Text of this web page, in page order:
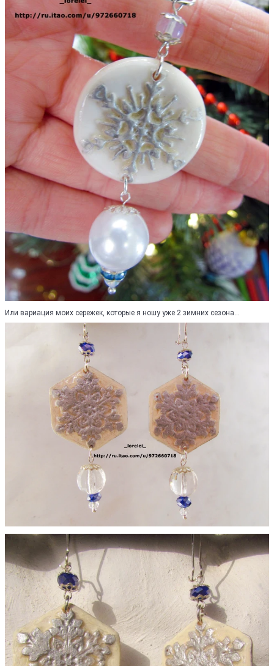
Или вариация моих сережек, которые я ношу уже 2 зимних сезона...